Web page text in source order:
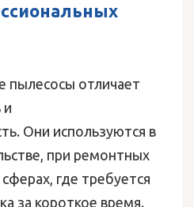
пылесосы отличает
и
Они используются в
при ремонтных
где требуется
за короткое время.